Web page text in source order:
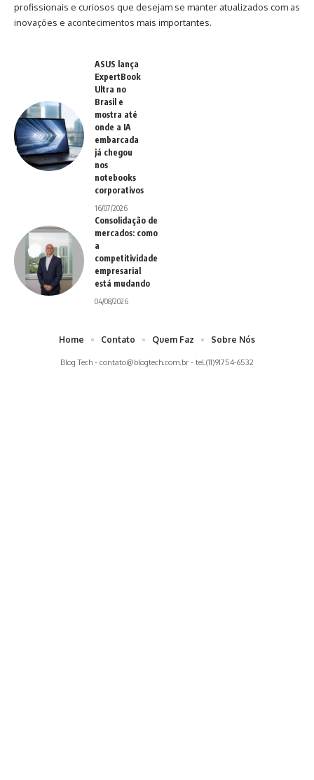
profissionais e curiosos que desejam se manter atualizados com as
inovações e acontecimentos mais importantes.
ASUS lança
ExpertBook
Ultra no
Brasil e
mostra até
onde a IA
embarcada
já chegou
nos
notebooks
corporativos
16/07/2026
Consolidação de
mercados: como
a
competitividade
empresarial
está mudando
04/08/2026
Blog Tech - contato@blogtech.com.br - tel.(11)91754-6532
Home Contato Quem Faz Sobre Nós